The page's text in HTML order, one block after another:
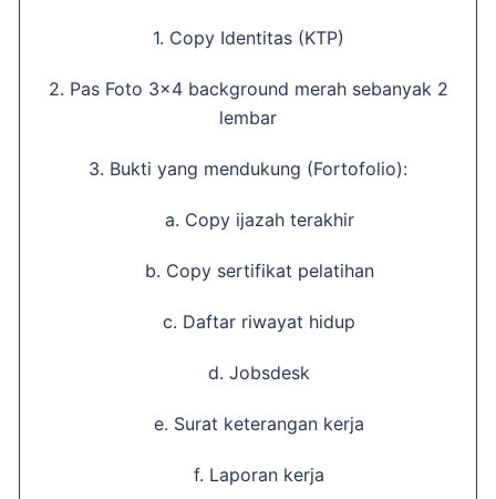
1. Copy Identitas (KTP)
2. Pas Foto 3×4 background merah sebanyak 2
lembar
3. Bukti yang mendukung (Fortofolio):
a. Copy ijazah terakhir
b. Copy sertifikat pelatihan
c. Daftar riwayat hidup
d. Jobsdesk
e. Surat keterangan kerja
f. Laporan kerja